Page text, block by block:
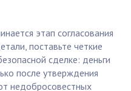
этап согласования
поставьте четкие
сделке: деньги
после утверждения
недобросовестных